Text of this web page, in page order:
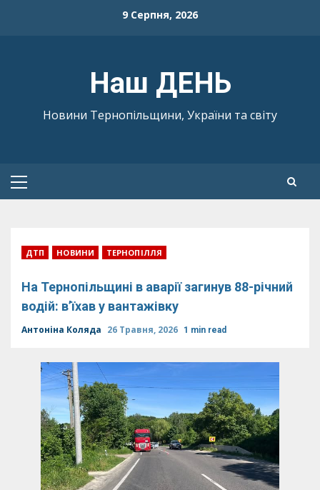
9 Серпня, 2026
Наш ДЕНЬ
Новини Тернопільщини, України та світу
Primary
ДТП НОВИНИ ТЕРНОПІЛЛЯ
На Тернопільщині в аварії загинув 88-річний
водій: в’їхав у вантажівку
Антоніна Коляда 26 Травня, 2026 1 min read